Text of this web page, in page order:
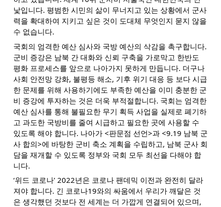
낯입니다. 평범한 시민의 삶이 무너지고 있는 상황에서 군사
력을 확대하여 지키고 싶은 것이 도대체 무엇인지 묻지 않을
수 없습니다.
국회의 엄격한 예산 심사와 국방 예산의 삭감을 촉구합니다.
군비 증강은 남북 간 대화와 신뢰 구축을 가로막고 한반도
평화 프로세스를 앞으로 나아가지 못하게 만듭니다. 더구나
사회 안전망 강화, 불평등 해소, 기후 위기 대응 등 보다 시급
한 문제를 위해 사용하기에도 부족한 예산을 이미 충분한 군
비 증강에 투자하는 것은 더욱 부적절합니다. 국회는 엄격한
예산 심사를 통해 불필요한 무기 획득 사업을 실제로 폐기하
고 과도한 국방비를 줄여 시급하고 필요한 곳에 사용할 수
있도록 해야 합니다. 나아가 <판문점 선언>과 <9.19 남북 군
사 합의>에 바탕한 군비 축소 계획을 수립하고, 남북 군사 회
담을 재개할 수 있도록 정부와 국회 모두 최선을 다해야 합
니다.
‘위드 코로나’ 2022년은 코로나 팬데믹 이전과 완전히 달라
져야 합니다. 긴 코로나19와의 싸움에서 우리가 깨달은 것
은 생각했던 것보다 전 세계는 더 가깝게 연결되어 있으며,